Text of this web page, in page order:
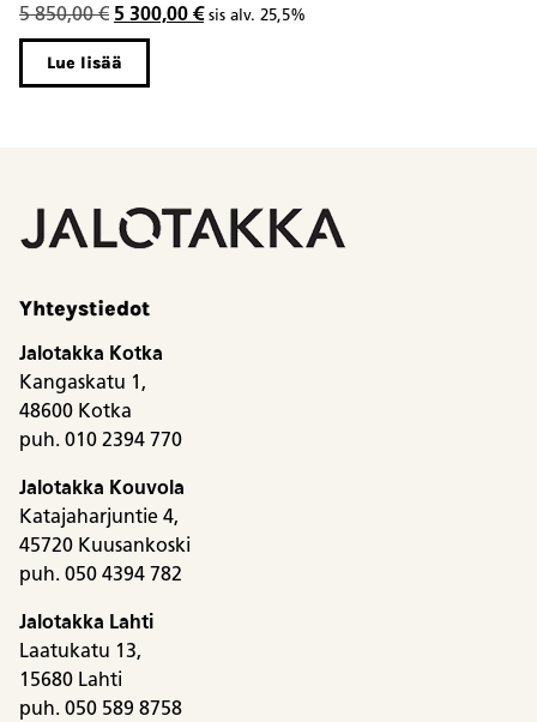
5 850,00€ Alkuperäinen
hinta
oli:
5 300,00 €Nykyinen
sis alv. 25,5%
Lue lisää
Yhteystiedot
Jalotakka Kotka
Kangaskatu 1,
48600 Kotka
puh. 010 2394 770
Jalotakka Kouvola
Katajaharjuntie 4,
45720 Kuusankoski
puh. 050 4394 782
Jalotakka Lahti
Laatukatu 13,
15680 Lahti
puh. 050 589 8758